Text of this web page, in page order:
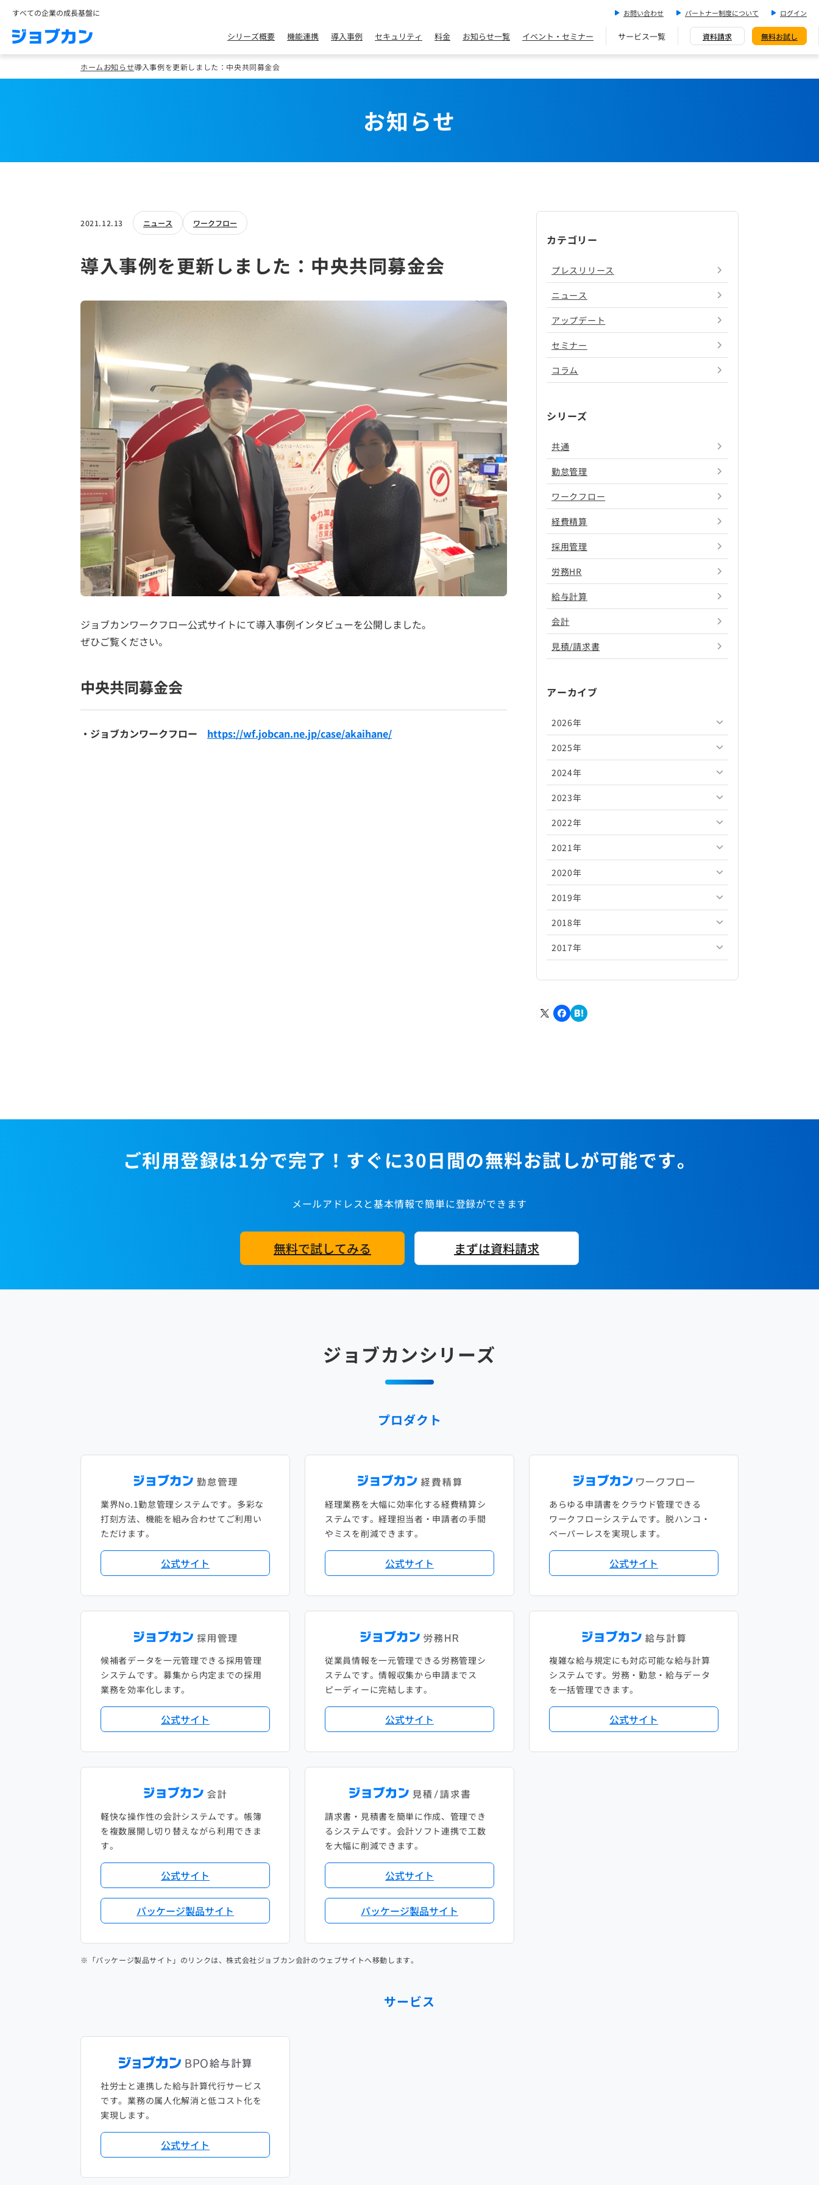
すべての企業の成長基盤に お問い合わせ パートナー制度について ログイン
シリーズ概要 機能連携 導入事例 セキュリティ 料金 お知らせ一覧 イベント・セミナー サービス一覧 資料請求 無料お試し
ホームお知らせ導入事例を更新しました：中央共同募金会
お知らせ
2021.12.13 ニュース ワークフロー
導入事例を更新しました：中央共同募金会
ジョブカンワークフロー公式サイトにて導入事例インタビューを公開しました。
ぜひご覧ください。
中央共同募金会
・ジョブカンワークフロー https://wf.jobcan.ne.jp/case/akaihane/
カテゴリー
プレスリリース
ニュース
アップデート
セミナー
コラム
シリーズ
共通
勤怠管理
ワークフロー
経費精算
採用管理
労務HR
給与計算
会計
見積/請求書
アーカイブ
2026年
2026年8月
2026年7月
2026年6月
2026年5月
2026年4月
2026年3月
2026年2月
2026年1月
2025年
2025年12月
2025年11月
2025年10月
2025年9月
2025年8月
2025年7月
2025年6月
2025年5月
2025年2月
2024年
2024年12月
2024年11月
2024年10月
2024年9月
2024年8月
2024年7月
2024年6月
2024年3月
2023年
2023年12月
2023年11月
2023年10月
2023年9月
2023年8月
2023年7月
2023年4月
2022年
2022年12月
2022年11月
2022年10月
2022年9月
2022年8月
2022年5月
2022年1月
2021年
2021年12月
2021年11月
2021年10月
2021年9月
2021年6月
2021年2月
2020年
2020年12月
2020年11月
2020年10月
2020年7月
2020年3月
2020年1月
2019年
2019年12月
2019年11月
2019年8月
2019年4月
2019年2月
2018年
2018年12月
2018年9月
2018年5月
2018年3月
2017年
2017年10月
2017年6月
2017年4月
ご利用登録は1分で完了！すぐに30日間の無料お試しが可能です。
メールアドレスと基本情報で簡単に登録ができます
無料で試してみる まずは資料請求
ジョブカンシリーズ
プロダクト
業界No.1勤怠管理システムです。多彩な
打刻方法、機能を組み合わせてご利用い
ただけます。
公式サイト
経理業務を大幅に効率化する経費精算シ
ステムです。経理担当者・申請者の手間
やミスを削減できます。
公式サイト
あらゆる申請書をクラウド管理できる
ワークフローシステムです。脱ハンコ・
ペーパーレスを実現します。
公式サイト
候補者データを一元管理できる採用管理
システムです。募集から内定までの採用
業務を効率化します。
公式サイト
従業員情報を一元管理できる労務管理シ
ステムです。情報収集から申請までス
ピーディーに完結します。
公式サイト
複雑な給与規定にも対応可能な給与計算
システムです。労務・勤怠・給与データ
を一括管理できます。
公式サイト
軽快な操作性の会計システムです。帳簿
を複数展開し切り替えながら利用できま
す。
公式サイト
パッケージ製品サイト
請求書・見積書を簡単に作成、管理でき
るシステムです。会計ソフト連携で工数
を大幅に削減できます。
公式サイト
パッケージ製品サイト
※「パッケージ製品サイト」のリンクは、株式会社ジョブカン会計のウェブサイトへ移動します。
サービス
社労士と連携した給与計算代行サービス
です。業務の属人化解消と低コスト化を
実現します。
公式サイト